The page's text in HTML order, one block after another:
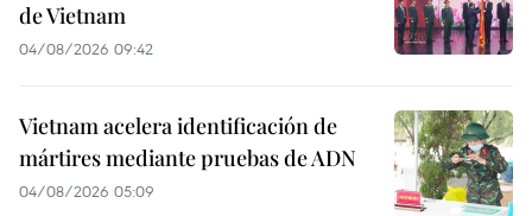
de Vietnam
04/08/2026 09:42
Vietnam acelera identificación de
mártires mediante pruebas de ADN
04/08/2026 05:09